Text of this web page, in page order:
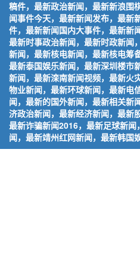
稿件，最新政治新闻，最新新浪围
闻事件今天，最新新闻发布，最新
件，最新新闻国内大事件，最新新
最新时事政治新闻，最新时政新闻
新闻，最新核电新闻，最新核电筹
最新泰国娱乐新闻，最新深圳楼市
新闻，最新滦南新闻视频，最新火
物业新闻，最新环球新闻，最新电
闻，最新的国外新闻，最新相关新
济政治新闻，最新经济新闻，最新
最新诈骗新闻2016，最新足球新
闻，最新靖州红网新闻，最新韩国